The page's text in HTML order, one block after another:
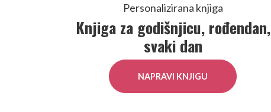
Personalizirana knjiga
Knjiga za godišnjicu, rođendan,
svaki dan
NAPRAVI KNJIGU